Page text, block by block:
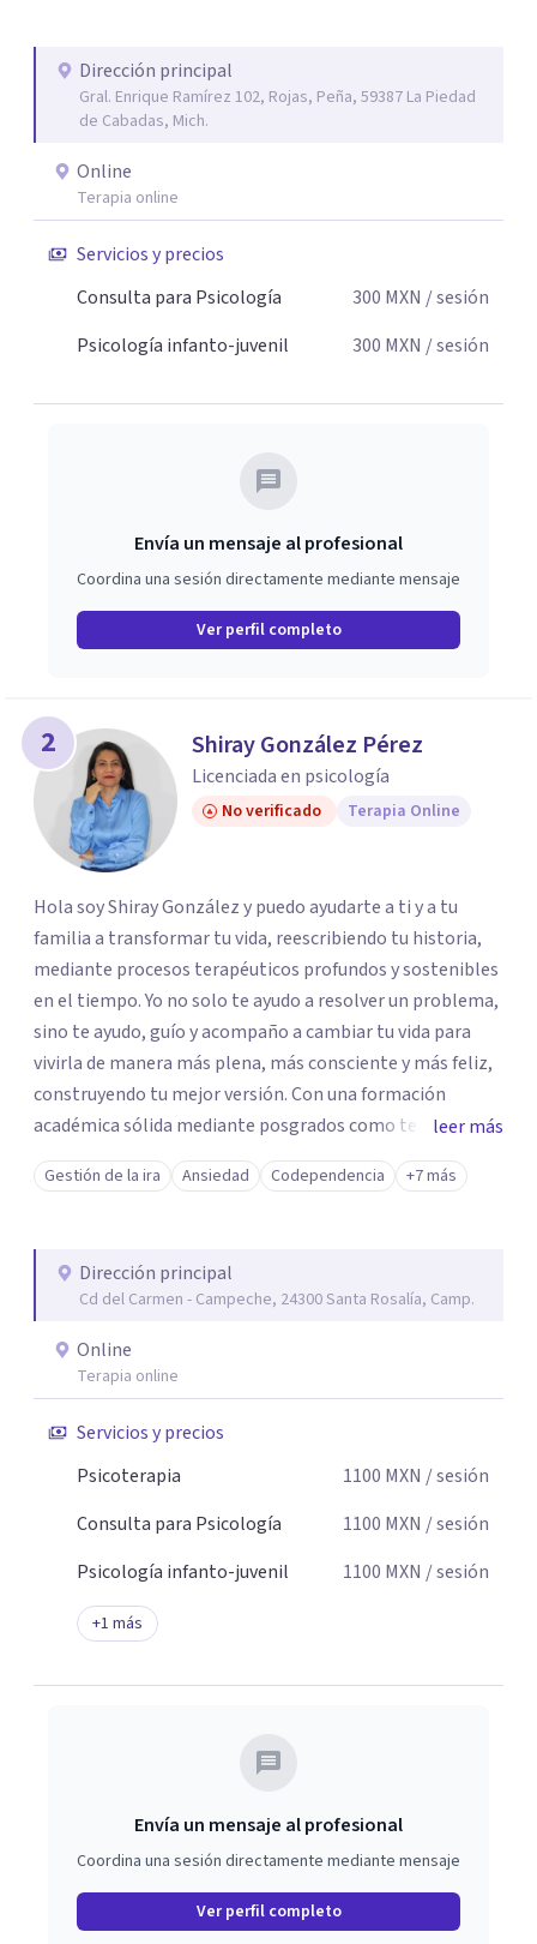
Dirección principal
Gral. Enrique Ramírez 102, Rojas, Peña, 59387 La Piedad
de Cabadas, Mich.
Online
Terapia online
Servicios y precios
Consulta para Psicología
300 MXN / sesión
Psicología infanto-juvenil
300 MXN / sesión
Envía un mensaje al profesional
Coordina una sesión directamente mediante mensaje
Ver perfil completo
2 Shiray González Pérez
Licenciada en psicología
No verificado Terapia Online
Hola soy Shiray González y puedo ayudarte a ti y a tu
familia a transformar tu vida, reescribiendo tu historia,
mediante procesos terapéuticos profundos y sostenibles
en el tiempo. Yo no solo te ayudo a resolver un problema,
sino te ayudo, guío y acompaño a cambiar tu vida para
vivirla de manera más plena, más consciente y más feliz,
construyendo tu mejor versión. Con una formación
académica sólida mediante posgrados como terapeuta
breve, familiar e infantil, así como con respaldo
profesional y experiencia clínica de más de 26 años y
auténtica y comunicación clara y directa para darte
seguridad emocional y una dirección firme de tu proceso
de cambio.
leer más
Gestión de la ira Ansiedad Codependencia +7 más
Dirección principal
Cd del Carmen - Campeche, 24300 Santa Rosalía, Camp.
Online
Terapia online
Servicios y precios
Psicoterapia
1100 MXN / sesión
Consulta para Psicología
1100 MXN / sesión
Psicología infanto-juvenil
1100 MXN / sesión
+1 más
Envía un mensaje al profesional
Coordina una sesión directamente mediante mensaje
Ver perfil completo